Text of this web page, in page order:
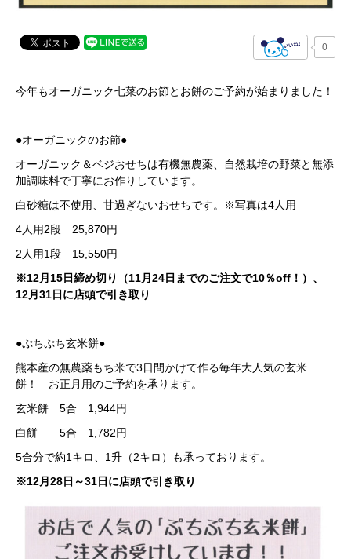
0
今年もオーガニック七菜のお節とお餅のご予約が始まりました！
●オーガニックのお節●
オーガニック＆ベジおせちは有機無農薬、自然栽培の野菜と無添
加調味料で丁寧にお作りしています。
白砂糖は不使用、甘過ぎないおせちです。※写真は4人用
4人用2段 25,870円
2人用1段 15,550円
※12月15日締め切り（11月24日までのご注文で10％off！）、
12月31日に店頭で引き取り
●ぷちぷち玄米餅●
熊本産の無農薬もち米で3日間かけて作る毎年大人気の玄米
餅！ お正月用のご予約を承ります。
玄米餅 5合 1,944円
白餅 5合 1,782円
5合分で約1キロ、1升（2キロ）も承っております。
※12月28日～31日に店頭で引き取り